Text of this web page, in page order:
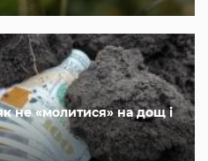
не «молитися» на дощ і